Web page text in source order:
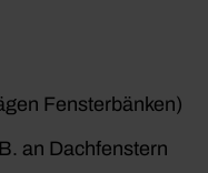
Fensterbänken)
an Dachfenstern